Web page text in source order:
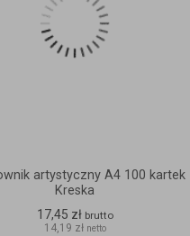
artystyczny A4 100 kartek
Kreska
17,45 zł brutto
14,19 zł netto